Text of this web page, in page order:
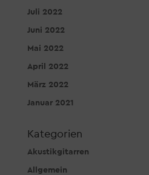
Juli 2022
Juni 2022
Mai 2022
April 2022
März 2022
Januar 2021
Kategorien
Akustikgitarren
Allgemein